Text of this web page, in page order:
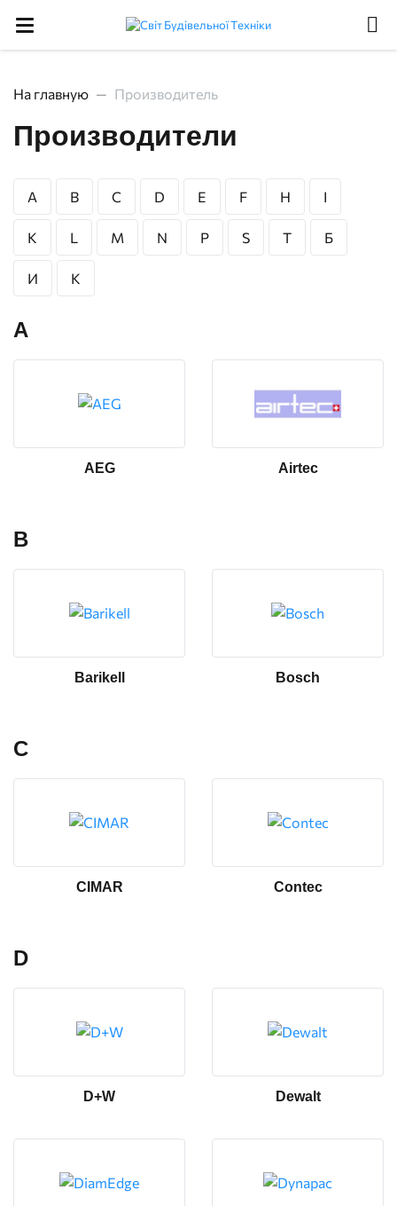
На главную Производитель
Производители
A B C D E F H I
K L M N P S T Б
И К
A
AEG Airtec
B
Barikell Bosch
C
CIMAR Contec
D
D+W Dewalt